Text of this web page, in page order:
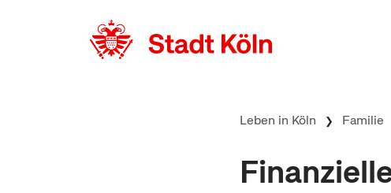
Leben in Köln Familie